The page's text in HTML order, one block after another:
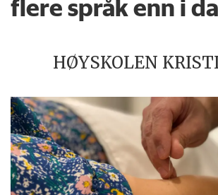
flere språk enn i
HØYSKOLEN